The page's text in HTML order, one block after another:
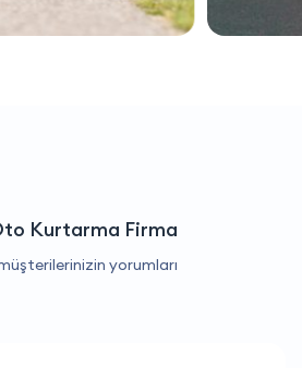
Kurtarma Firma
yorumları